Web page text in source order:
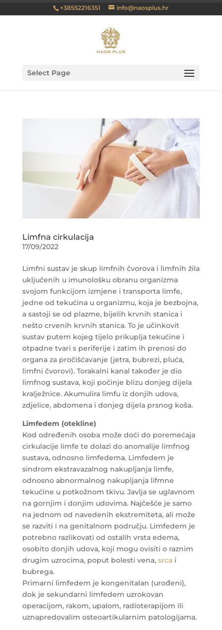
+38552216351 info@naosplus.hr
Select Page
Limfna cirkulacija
17/09/2022
Limfni sustav je skup limfnih čvorova i limfnih žila
uključenih u imunološku obranu organizma
svojom funkcijom izmjene i transporta limfe,
jedne od tekućina u organizmu, koja je bezbojna,
a sastoji se od plazme, bijelih krvnih stanica i
nešto crvenih krvnih stanica. To je učinkovit
sustav putem kojeg tijelo prikuplja tekućine i
otpadne tvari s periferije i zatim ih prenosi do
organa za pročišćavanje (jetra, bubrezi, pluća,
limfni čvorovi). Torakalni kanal također je dio
limfnog sustava, koji počinje blizu donjeg dijela
kralježnice. Akumulira limfu iz donjih udova,
zdjelice, abdomena i donjeg dijela prsnog koša.
Limfedem (otekline)
Kod određenih osoba može doći do poremećaja
cirkulacije limfe te dolazi do anomalije limfnog
sustava, odnosno limfedema. Limfedem je
sindrom ekstravazalnog nakupljanja limfe,
odnosno abnormalnog nakupljanja lifmne
tekućine u potkožnom tkivu. Javlja se uglavnom
na gornjim i donjim udovima. Najčešće je samo
na jednom od navedenih ekstremiteta, ali može
se razviti i na genitalnom području. Limfedem je
potrebno razlikovati od ostalih vrsta edema,
osobito donjih udova, koji mogu ovisiti o raznim
drugim uzrocima, poput bolesti vena,srcai
bubrega.
Primarni limfedem je kongenitalan (urođeni),
dok je sekundarni limfedem uzrokovan
operacijom, rakom, upalom, radioterapijom ili
uznapredovalim osteoartikularnim patologijama.